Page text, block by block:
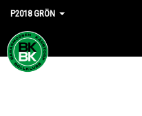
P2018 GRÖN
HEM